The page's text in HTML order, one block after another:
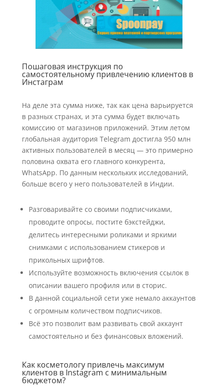
Пошаговая инструкция по
самостоятельному привлечению клиентов в
Инстаграм
На деле эта сумма ниже, так как цена варьируется
в разных странах, и эта сумма будет включать
комиссию от магазинов приложений. Этим летом
глобальная аудитория Telegram достигла 950 млн
активных пользователей в месяц — это примерно
половина охвата его главного конкурента,
WhatsApp. По данным нескольких исследований,
больше всего у него пользователей в Индии.
Разговаривайте со своими подписчиками,
проводите опросы, постите бэкстейджи,
делитесь интересными роликами и яркими
снимками с использованием стикеров и
прикольных шрифтов.
Используйте возможность включения ссылок в
описании вашего профиля или в сторис.
В данной социальной сети уже немало аккаунтов
с огромным количеством подписчиков.
Всё это позволит вам развивать свой аккаунт
самостоятельно и без финансовых вложений.
Как косметологу привлечь максимум
клиентов в Instagram с минимальным
бюджетом?